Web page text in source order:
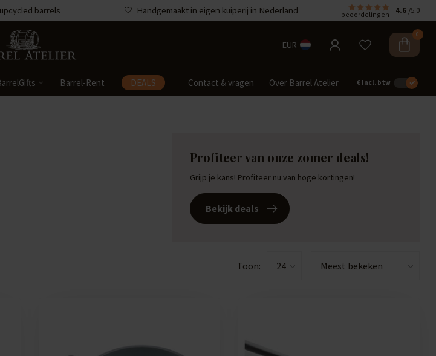
barrels Handgemaakt in eigen kuiperij in Nederland beoordelingen 4.6 /5.0
EUR
0
Barrel-Rent DEALS Contact & vragen Over Barrel Atelier € Incl. btw
Profiteer van onze zomer deals!
Grijp je kans! Profiteer nu van hoge kortingen!
Bekijk deals
Toon: